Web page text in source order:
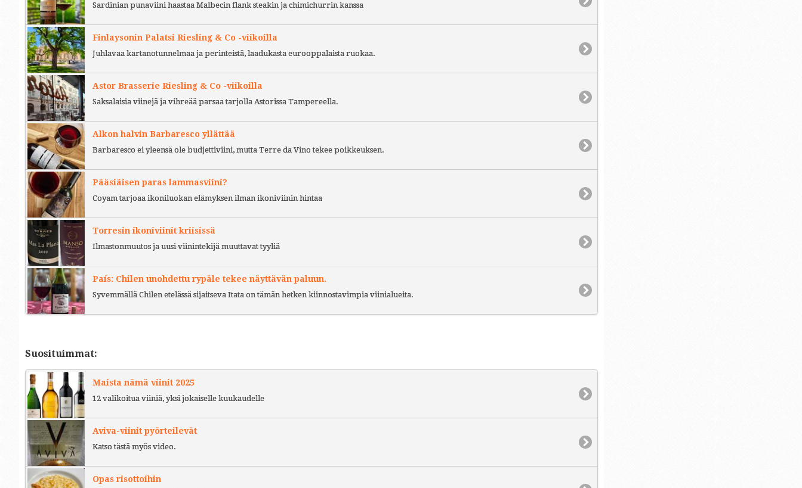
Sardinian punaviini haastaa Malbecin flank steakin ja chimichurrin kanssa
Finlaysonin Palatsi Riesling & Co -viikoilla
Juhlavaa kartanotunnelmaa ja perinteistä, laadukasta eurooppalaista ruokaa.
Astor Brasserie Riesling & Co -viikoilla
Saksalaisia viinejä ja vihreää parsaa tarjolla Astorissa Tampereella.
Alkon halvin Barbaresco yllättää
Barbaresco ei yleensä ole budjettiviini, mutta Terre da Vino tekee poikkeuksen.
Pääsiäisen paras lammasviini?
Coyam tarjoaa ikoniluokan elämyksen ilman ikoniviinin hintaa
Torresin ikoniviinit kriisissä
Ilmastonmuutos ja uusi viinintekijä muuttavat tyyliä
País: Chilen unohdettu rypäle tekee näyttävän paluun.
Syvemmällä Chilen etelässä sijaitseva Itata on tämän hetken kiinnostavimpia viinialueita.
Suosituimmat:
Maista nämä viinit 2025
12 valikoitua viiniä, yksi jokaiselle kuukaudelle
Aviva-viinit pyörteilevät
Katso tästä myös video.
Opas risottoihin